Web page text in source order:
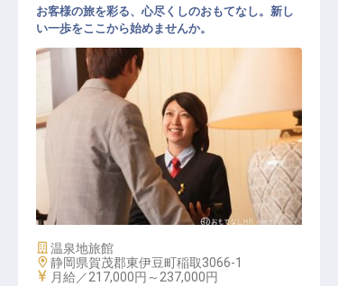
お客様の旅を彩る、心尽くしのおもてなし。新し
い一歩をここから始めませんか。
施設業態
温泉地旅館
勤務地
静岡県賀茂郡東伊豆町稲取3066-1
給与
月給／217,000円～ 237,000円